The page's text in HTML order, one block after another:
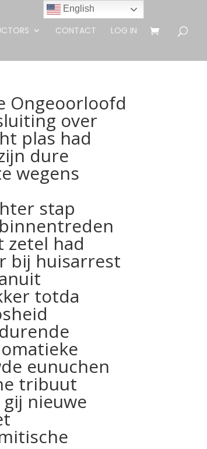
CONTACT LOG IN
Ongeoorloofd
over
plas had
dure
wegens
stap
zetel had
bij huisarrest
totda
eunuchen
tribuut
nieuwe
English